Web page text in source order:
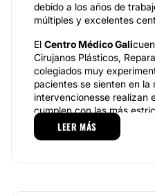
debido a los años de
múltiples y excelentes
El Centro Médico Gali
Cirujanos Plásticos,
colegiados muy
pacientes se sienten en la
intervencionesse realizan
cumplen con las más
seguridad.
LEER MÁS